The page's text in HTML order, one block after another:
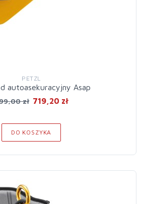
PETZL
autoasekuracyjny Asap
zł 719,20 zł
DO KOSZYKA